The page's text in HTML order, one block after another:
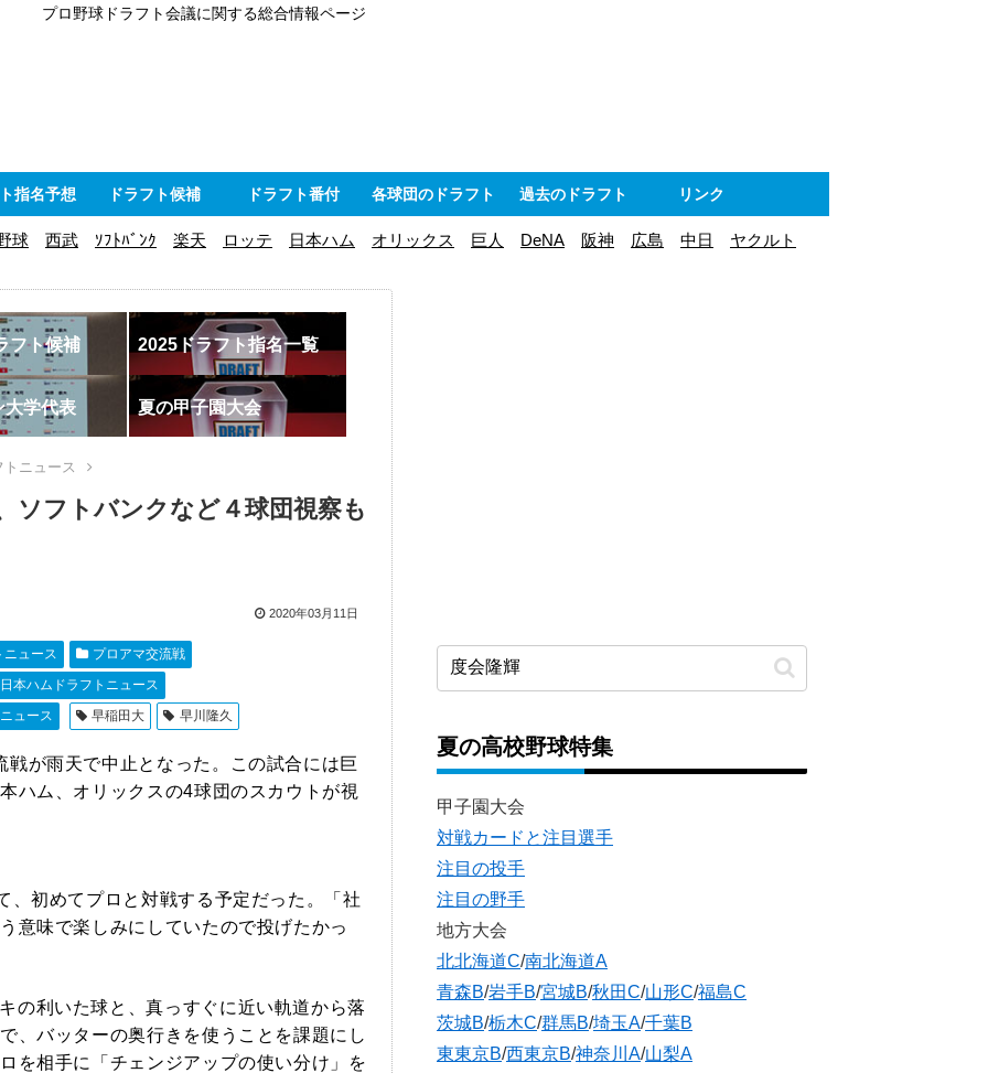
プロ野球ドラフト会議に関する総合情報ページ
指名予想 ドラフト候補 ドラフト番付 各球団のドラフト 過去のドラフト リンク
球 西武 ｿﾌﾄﾊﾞﾝｸ 楽天 ロッテ 日本ハム オリックス 巨人 DeNA 阪神 広島 中日 ヤクルト
フト候補 2025ドラフト指名一覧
大学代表 夏の甲子園大会
ニュース
ソフトバンクなど４球団視察も
2020年03月11日
ニュース
プロアマ交流戦
本ハムドラフトニュース
ュース
早稲田大 早川隆久
が雨天で中止となった。この試合には巨
ハム、オリックスの4球団のスカウトが視
、初めてプロと対戦する予定だった。「社
意味で楽しみにしていたので投げたかっ
の利いた球と、真っすぐに近い軌道から落
、バッターの奥行きを使うことを課題にし
を相手に「チェンジアップの使い分け」を
夏の高校野球特集
甲子園大会
対戦カードと注目選手
注目の投手
注目の野手
地方大会
北北海道C/南北海道A
青森B/岩手B/宮城B/秋田C/山形C/福島C
茨城B/栃木C/群馬B/埼玉A/千葉B
東東京B/西東京B/神奈川A/山梨A